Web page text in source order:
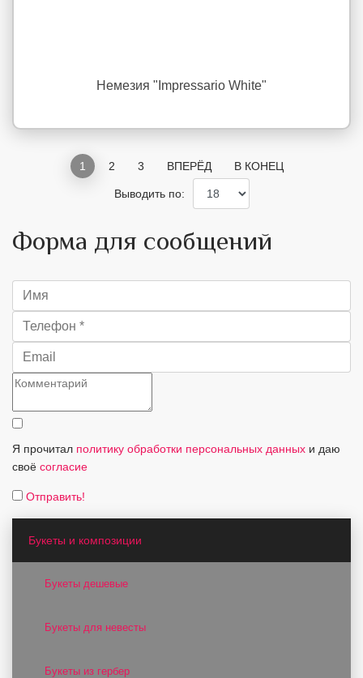
Немезия "Impressario White"
1 2 3 ВПЕРЁД В КОНЕЦ
Выводить по:
Форма для сообщений
Я прочитал политику обработки персональных данных и даю
своё согласие
Отправить!
Букеты и композиции
Букеты дешевые
Букеты для невесты
Букеты из гербер